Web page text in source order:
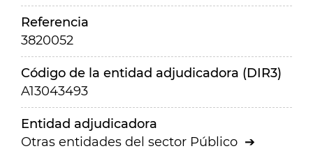
Referencia
3820052
Código de la entidad adjudicadora (DIR3)
A13043493
Entidad adjudicadora
Otras entidades del sector Público